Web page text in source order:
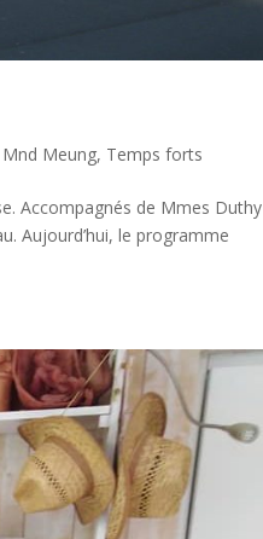
Mnd Meung, Temps forts
Accompagnés de Mmes Duthy
Aujourd’hui, le programme